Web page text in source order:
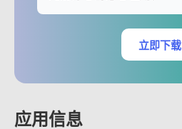
立即下载
应用信息